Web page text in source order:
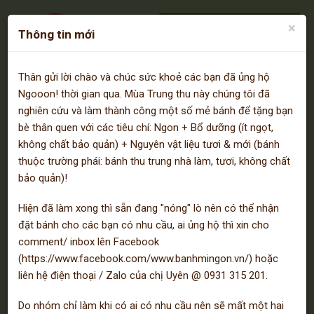
Giao hàng miễn phí *
(*) Nhấn vào để biết thêm chi tiết
Trang chủ
Bún Chả cá
Bún chả giò
Bún riêu
Giới thiệuBún riêu
Ngooon!
×
Thông tin mới
Thân gửi lời chào và chúc sức khoẻ các bạn đã ủng hộ
Ngooon! thời gian qua. Mùa Trung thu này chúng tôi đã
nghiên cứu và làm thành công một số mẻ bánh để tặng bạn
bè thân quen với các tiêu chí: Ngon + Bổ dưỡng (ít ngọt,
không chất bảo quản) + Nguyên vật liệu tươi & mới (bánh
thuộc trường phái: bánh thu trung nhà làm, tươi, không chất
bảo quản)!
Hiện đã làm xong thì sẵn đang "nóng" lò nên có thể nhận
đặt bánh cho các bạn có nhu cầu, ai ủng hộ thì xin cho
comment/ inbox lên Facebook
(https://www.facebook.com/www.banhmingon.vn/) hoặc
liên hệ điện thoại / Zalo của chị Uyên @ 0931 315 201.
Do nhóm chỉ làm khi có ai có nhu cầu nên sẽ mất một hai